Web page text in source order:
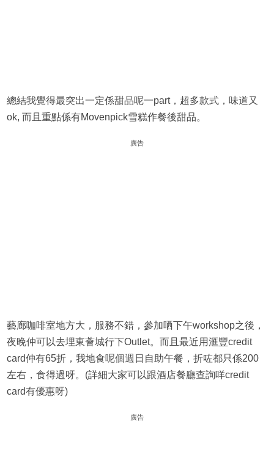
總結我覺得最突出一定係甜品呢一part，超多款式，味道又
ok, 而且重點係有Movenpick雪糕作餐後甜品。
廣告
藝廊咖啡室地方大，服務不錯，參加哂下午workshop之後，
夜晚仲可以去埋東薈城行下Outlet。而且最近用滙豐credit
card仲有65折，我地食呢個週日自助午餐，折咗都只係200
左右，食得過呀。(詳細大家可以跟酒店餐廳查詢咩credit
card有優惠呀)
廣告